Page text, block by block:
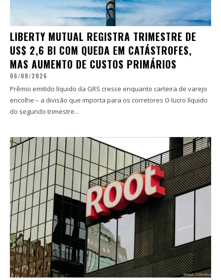
LIBERTY MUTUAL REGISTRA TRIMESTRE DE
US$ 2,6 BI COM QUEDA EM CATÁSTROFES,
MAS AUMENTO DE CUSTOS PRIMÁRIOS
06/08/2026
Prêmio emitido líquido da GRS cresce enquanto carteira de varejo
encolhe – a divisão que importa para os corretores O lucro líquido
do segundo trimestre...